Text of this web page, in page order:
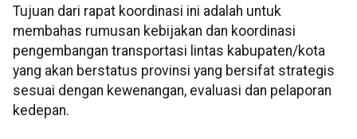
Tujuan dari rapat koordinasi ini adalah untuk
membahas rumusan kebijakan dan koordinasi
pengembangan transportasi lintas kabupaten/kota
yang akan berstatus provinsi yang bersifat strategis
sesuai dengan kewenangan, evaluasi dan pelaporan
kedepan.